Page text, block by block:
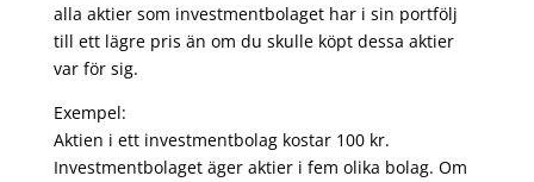
alla aktier som investmentbolaget har i sin portfölj
till ett lägre pris än om du skulle köpt dessa aktier
var för sig.
Exempel:
Aktien i ett investmentbolag kostar 100 kr.
Investmentbolaget äger aktier i fem olika bolag. Om